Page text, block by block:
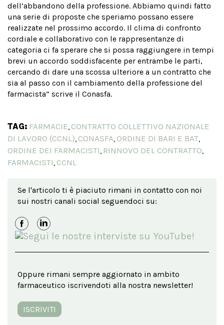
dell’abbandono della professione. Abbiamo quindi fatto
una serie di proposte che speriamo possano essere
realizzate nel prossimo accordo. Il clima di confronto
cordiale e collaborativo con le rappresentanze di
categoria ci fa sperare che si possa raggiungere in tempi
brevi un accordo soddisfacente per entrambe le parti,
cercando di dare una scossa ulteriore a un contratto che
sia al passo con il cambiamento della professione del
farmacista” scrive il Conasfa.
TAG: FARMACIE, CONTRATTO COLLETTIVO NAZIONALE
DI LAVORO (CCNL), CONASFA, ORDINE DI BARI E BAT,
ORDINE DEI FARMACISTI, RINNOVO DEL CONTRATTO,
FARMACISTI, CCNL
Se l'articolo ti è piaciuto rimani in contatto con noi
sui nostri canali social seguendoci su:
Oppure rimani sempre aggiornato in ambito
farmaceutico iscrivendoti alla nostra newsletter!
ISCRIVITI